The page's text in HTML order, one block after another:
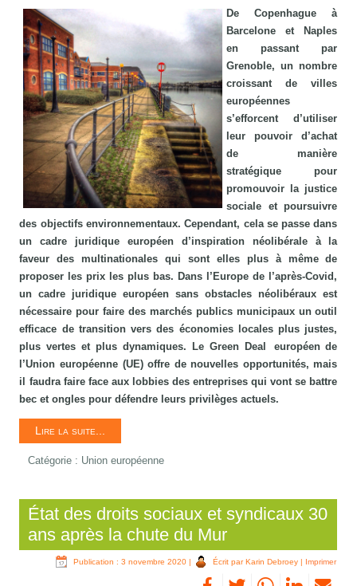
De Copenhague à
Barcelone et Naples
en passant par
Grenoble, un nombre
croissant de villes
européennes
s’efforcent d’utiliser
leur pouvoir d’achat
de manière
stratégique pour
promouvoir la justice
sociale et poursuivre
des objectifs environnementaux. Cependant, cela se passe dans
un cadre juridique européen d’inspiration néolibérale à la
faveur des multinationales qui sont elles plus à même de
proposer les prix les plus bas. Dans l’Europe de l’après-Covid,
un cadre juridique européen sans obstacles néolibéraux est
nécessaire pour faire des marchés publics municipaux un outil
efficace de transition vers des économies locales plus justes,
plus vertes et plus dynamiques. Le Green Deal européen de
l’Union européenne (UE) offre de nouvelles opportunités, mais
il faudra faire face aux lobbies des entreprises qui vont se battre
bec et ongles pour défendre leurs privilèges actuels.
Lire la suite...
Catégorie : Union européenne
État des droits sociaux et syndicaux 30
ans après la chute du Mur
Publication : 3 novembre 2020 | Écrit par Karin Debroey | Imprimer